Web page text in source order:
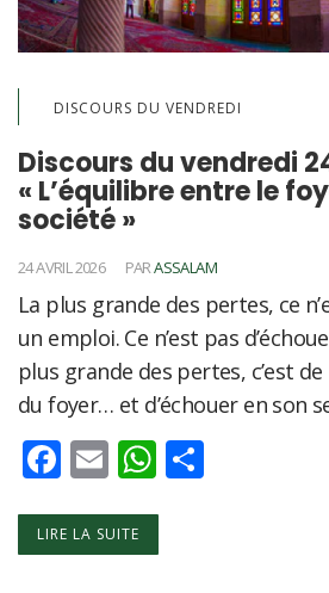
DISCOURS DU VENDREDI
Discours du vendredi
« L’équilibre entre le
société »
24 AVRIL 2026 PARASSALAM
La plus grande des pertes, ce
un emploi. Ce n’est pas
plus grande des pertes, c’est
du foyer… et d’échouer en son
Facebook
EmailWhatsApp
LIRE LA SUITE